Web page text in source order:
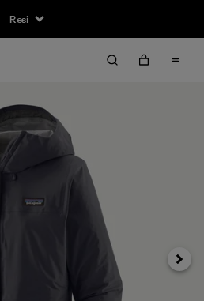
Resi
Avanti